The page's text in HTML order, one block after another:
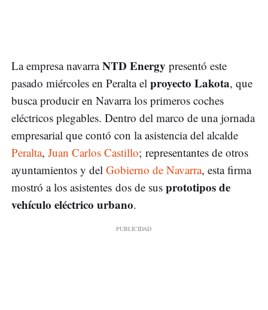
La empresa navarraNTD Energy presentó este
pasado miércoles en Peralta el proyecto Lakota, que
busca producir en Navarra los primeros coches
eléctricos plegables. Dentro del marco de una jornada
empresarial que contó con la asistencia del alcalde
Peralta, Juan Carlos Castillo; representantes de otros
ayuntamientos y del Gobierno de Navarra, esta firma
mostró a los asistentes dos de sus prototipos de
vehículo eléctrico urbano.